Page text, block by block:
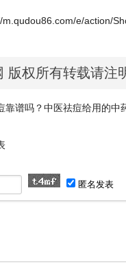
m.qudou86.com/e/action/
版权所有转载请注
靠谱吗？中医祛痘给用的中
匿名发表